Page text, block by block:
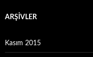
ARŞIVLER
Kasım 2015